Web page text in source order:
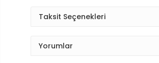
Taksit Seçenekleri
Yorumlar